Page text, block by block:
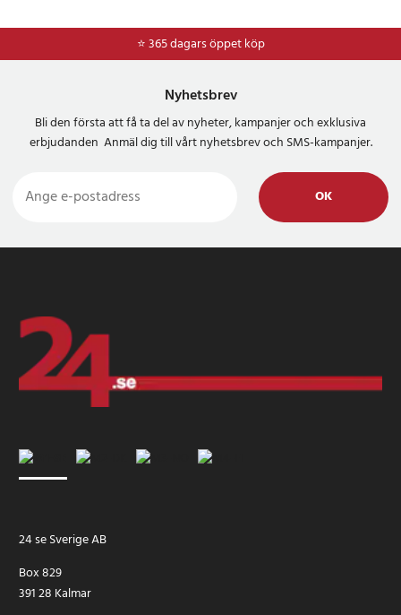
⭐ 365 dagars öppet köp
⭐Frakt 49kr *
Nyhetsbrev
Bli den första att få ta del av nyheter, kampanjer och exklusiva
erbjudanden Anmäl dig till vårt nyhetsbrev och SMS-kampanjer.
OK
24 se Sverige AB
Box 829
391 28 Kalmar